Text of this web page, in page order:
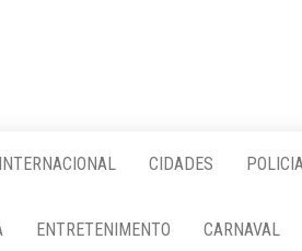
INTERNACIONAL CIDADES
ENTRETENIMENTO CARNAVAL